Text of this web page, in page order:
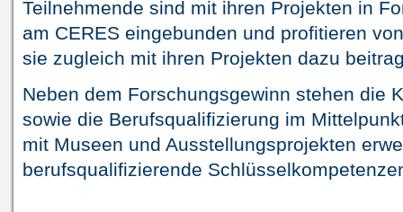
Teilnehmende sind mit ihren Projekten in
am CERES eingebunden und profitieren
sie zugleich mit ihren Projekten dazu
Neben dem Forschungsgewinn stehen die
sowie die Berufsqualifizierung im
mit Museen und Ausstellungsprojekten
berufsqualifizierende